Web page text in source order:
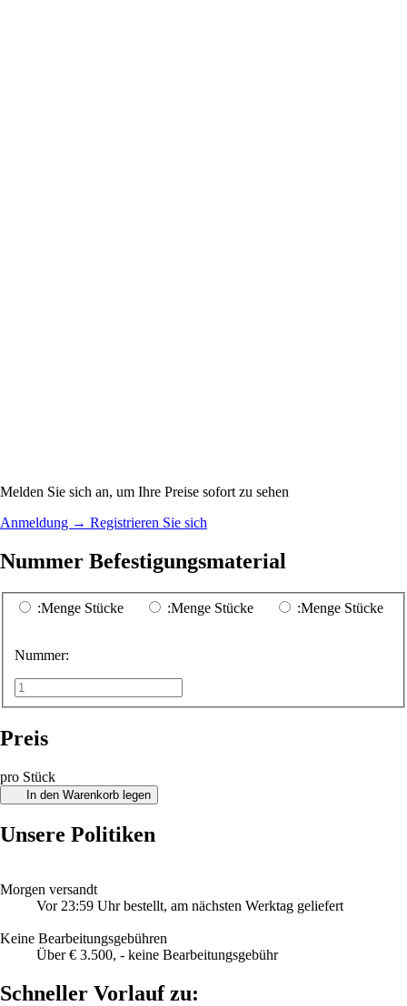
Melden Sie sich an, um Ihre Preise sofort zu sehen
Anmeldung → Registrieren Sie sich
Nummer Befestigungsmaterial
:Menge Stücke :Menge Stücke :Menge Stücke
Nummer:
Preis
pro Stück
In den Warenkorb legen
Unsere Politiken
Morgen versandt
Vor 23:59 Uhr bestellt, am nächsten Werktag geliefert
Keine Bearbeitungsgebühren
Über € 3.500, - keine Bearbeitungsgebühr
Schneller Vorlauf zu: